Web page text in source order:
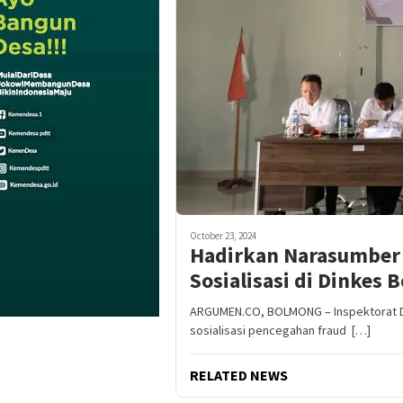
October 23, 2024
Hadirkan
Sosialisasi di Dinkes
ARGUMEN.CO, BOLMONG –
sosialisasi pencegahan fraud […]
RELATED NEWS